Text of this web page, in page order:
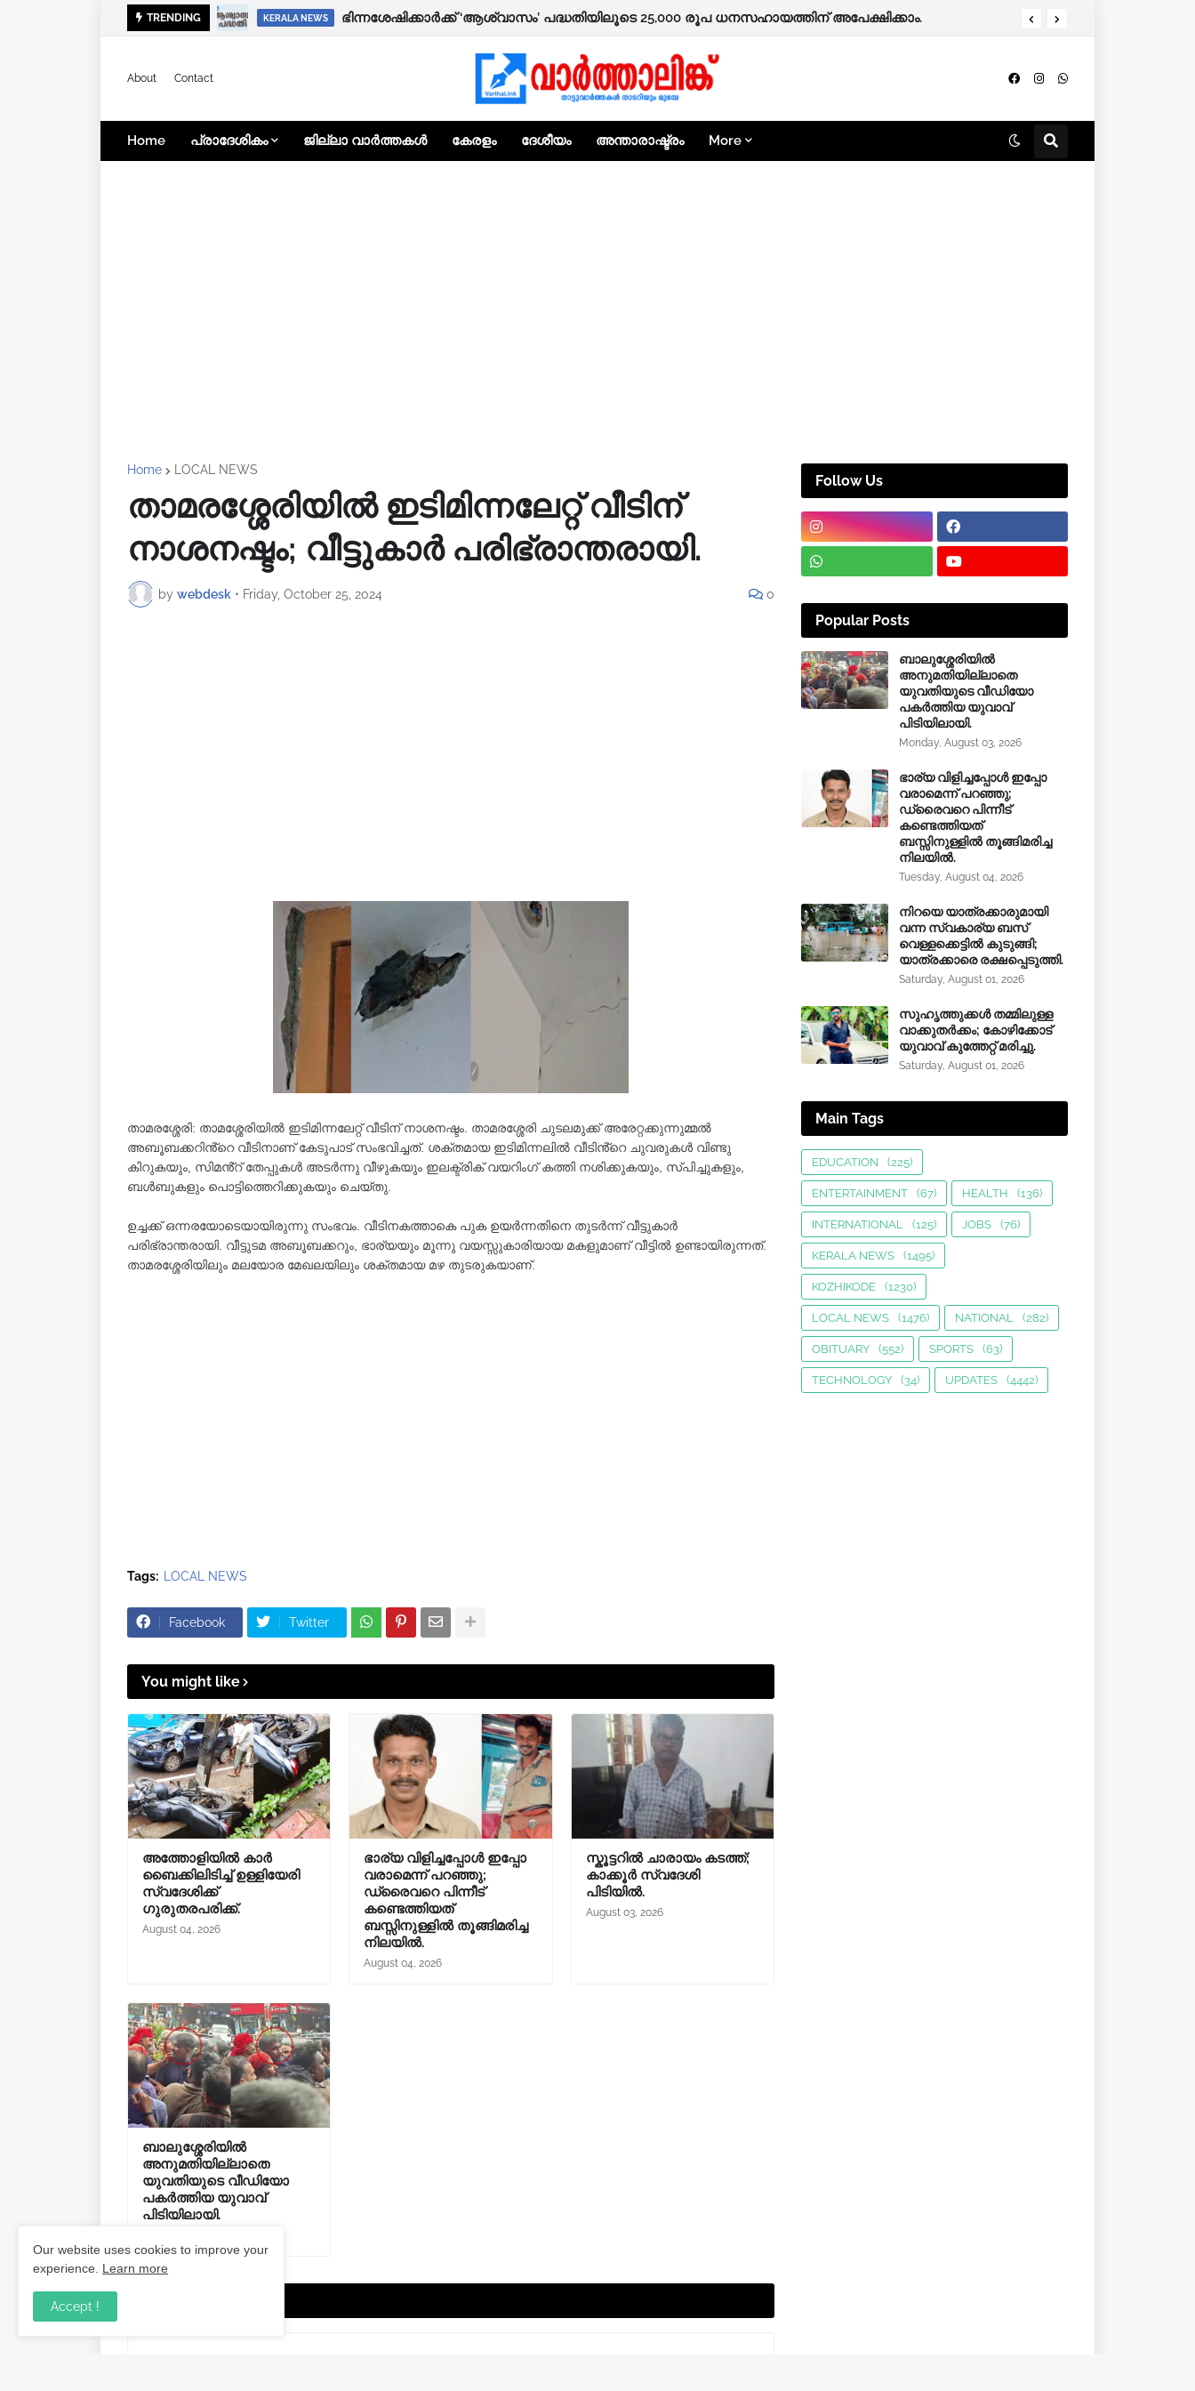
TRENDING KERALA NEWS ഭിന്നശേഷിക്കാർക്ക് ‘ആശ്വാസം’ പദ്ധതിയിലൂടെ 25,000 രൂപ ധനസഹായത്തിന് അപേക്ഷിക്കാം.
About Contact
Home പ്രാദേശികം ജില്ലാ വാർത്തകൾ കേരളം ദേശീയം അന്താരാഷ്ട്രം More
Home LOCAL NEWS
താമരശ്ശേരിയിൽ ഇടിമിന്നലേറ്റ് വീടിന്
നാശനഷ്ടം; വീട്ടുകാർ പരിഭ്രാന്തരായി.
by webdesk • Friday, October 25, 2024 0
താമരശ്ശേരി: താമശ്ശേരിയിൽ ഇടിമിന്നലേറ്റ് വീടിന് നാശനഷ്ടം. താമരശ്ശേരി ചുടലമുക്ക് അരേറ്റക്കുന്നുമ്മൽ
അബൂബക്കറിൻ്റെ വീടിനാണ് കേടുപാട് സംഭവിച്ചത്. ശക്തമായ ഇടിമിന്നലിൽ വീടിൻ്റെ ചുവരുകൾ വിണ്ടു
കിറുകയും, സിമൻ്റ് തേപ്പുകൾ അടർന്നു വീഴുകയും ഇലക്ട്രിക് വയറിംഗ് കത്തി നശിക്കുകയും, സ്പിച്ചുകളും,
ബൾബുകളും പൊട്ടിത്തെറിക്കുകയും ചെയ്തു.
ഉച്ചക്ക് ഒന്നരയോടെയായിരുന്നു സംഭവം. വീടിനകത്താകെ പുക ഉയർന്നതിനെ തുടർന്ന് വീട്ടുകാർ
പരിഭ്രാന്തരായി. വീട്ടുടമ അബൂബക്കറും, ഭാര്യയും മൂന്നു വയസ്സുകാരിയായ മകളുമാണ് വീട്ടിൽ ഉണ്ടായിരുന്നത്.
താമരശ്ശേരിയിലും മലയോര മേഖലയിലും ശക്തമായ മഴ തുടരുകയാണ്.
Tags: LOCAL NEWS
Facebook Twitter
You might like
അത്തോളിയിൽ കാർ
ബൈക്കിലിടിച്ച് ഉള്ളിയേരി
സ്വദേശിക്ക്
ഗുരുതരപരിക്ക്.
August 04, 2026
ഭാര്യ വിളിച്ചപ്പോള്‍ ഇപ്പോ
വരാമെന്ന് പറഞ്ഞു;
ഡ്രൈവറെ പിന്നീട്
കണ്ടെത്തിയത്
ബസ്സിനുള്ളില്‍ തൂങ്ങിമരിച്ച
നിലയിൽ.
August 04, 2026
സ്കൂട്ടറിൽ ചാരായം കടത്ത്;
കാക്കൂർ സ്വദേശി
പിടിയിൽ.
August 03, 2026
ബാലുശ്ശേരിയിൽ
അനുമതിയില്ലാതെ
യുവതിയുടെ വീഡിയോ
പകർത്തിയ യുവാവ്
പിടിയിലായി.
Follow Us
Popular Posts
ബാലുശ്ശേരിയിൽ
അനുമതിയില്ലാതെ
യുവതിയുടെ വീഡിയോ
പകർത്തിയ യുവാവ്
പിടിയിലായി.
Monday, August 03, 2026
ഭാര്യ വിളിച്ചപ്പോള്‍ ഇപ്പോ
വരാമെന്ന് പറഞ്ഞു;
ഡ്രൈവറെ പിന്നീട്
കണ്ടെത്തിയത്
ബസ്സിനുള്ളില്‍ തൂങ്ങിമരിച്ച
നിലയിൽ.
Tuesday, August 04, 2026
നിറയെ യാത്രക്കാരുമായി
വന്ന സ്വകാര്യ ബസ്
വെള്ളക്കെട്ടിൽ കുടുങ്ങി;
യാത്രക്കാരെ രക്ഷപ്പെടുത്തി.
Saturday, August 01, 2026
സുഹൃത്തുക്കൾ തമ്മിലുള്ള
വാക്കുതർക്കം; കോഴിക്കോട്
യുവാവ് കുത്തേറ്റ് മരിച്ചു.
Saturday, August 01, 2026
Main Tags
EDUCATION (225)
ENTERTAINMENT (67) HEALTH (136)
INTERNATIONAL (125) JOBS (76)
KERALA NEWS (1495)
KOZHIKODE (1230)
LOCAL NEWS (1476) NATIONAL (282)
OBITUARY (552) SPORTS (63)
TECHNOLOGY (34) UPDATES (4442)
Our website uses cookies to improve your
experience. Learn more
Accept !